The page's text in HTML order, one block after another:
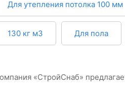
Для утепления потолка 100 мм
130 кг м3 Для пола
«СтройСнаб»